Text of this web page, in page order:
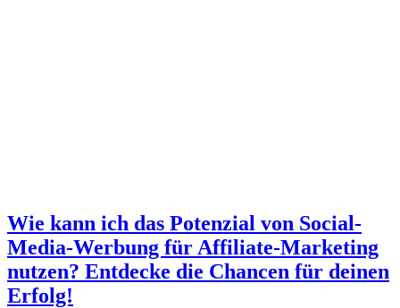
Wie kann ich das Potenzial von Social-
Media-Werbung für Affiliate-Marketing
nutzen? Entdecke die Chancen für deinen
Erfolg!